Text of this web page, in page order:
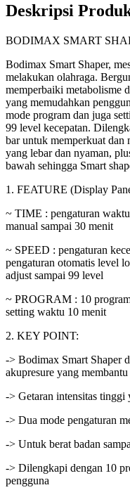
Deskripsi
BODIMAX SMART
Bodimax Smart Shaper,
melakukan olahraga.
memperbaiki metabolisme
yang memudahkan
mode program dan juga
99 level kecepatan.
bar untuk memperkuat dan
yang lebar dan nyaman,
bawah sehingga Smart
1. FEATURE (Display
~ TIME : pengaturan
manual sampai 30 menit
~ SPEED : pengaturan
pengaturan otomatis level
adjust sampai 99 level
~ PROGRAM : 10
setting waktu 10 menit
2. KEY POINT:
-> Bodimax Smart Shaper
akupresure yang
-> Getaran intensitas
-> Dua mode pengaturan
-> Untuk berat badan
-> Dilengkapi dengan 10
pengguna